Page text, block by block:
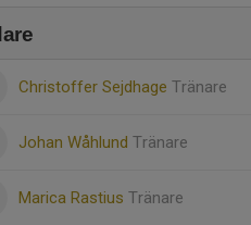
Christoffer Sejdhage Tränare
Johan Wåhlund Tränare
Marica Rastius Tränare